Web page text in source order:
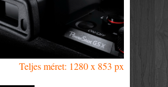
Teljes méret: 1280 x 853 px